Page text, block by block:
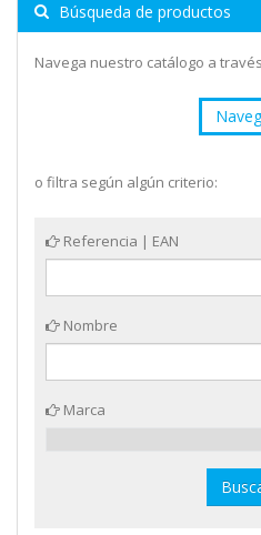
Búsqueda de productos
Navega nuestro catálogo a
o filtra según algún criterio:
Referencia | EAN
Nombre
Marca